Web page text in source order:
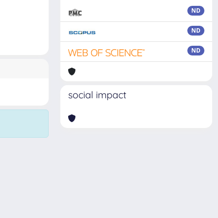
ND
ND
ND
social impact